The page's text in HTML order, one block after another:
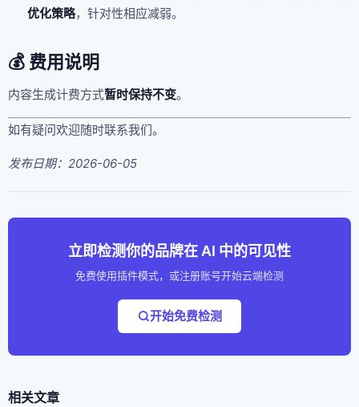
优化策略，针对性相应减弱。
💰 费用说明
内容生成计费方式暂时保持不变。
如有疑问欢迎随时联系我们。
发布日期：2026-06-05
立即检测你的品牌在 AI 中的可见性
免费使用插件模式，或注册账号开始云端检测
开始免费检测
相关文章